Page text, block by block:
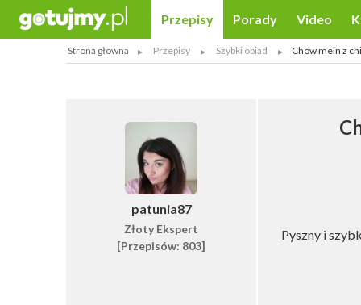
Przepisy Porady Video
Strona główna Przepisy Szybki obiad Chow mein z
patunia87
Złoty Ekspert
[Przepisów: 803]
Pyszny i